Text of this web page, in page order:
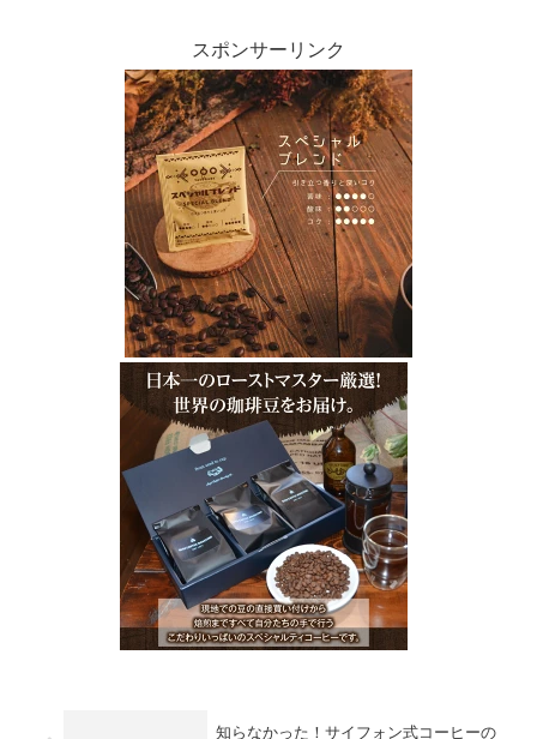
スポンサーリンク
知らなかった！サイフォン式コーヒーの